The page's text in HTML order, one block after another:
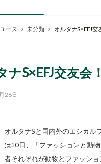
ース 未分類 オルタナS×EFJ
ナS×EFJ交友
28日
オルタナSと国内外のエシカル
は30日、「ファッションと動
者それぞれが動物とファッシ